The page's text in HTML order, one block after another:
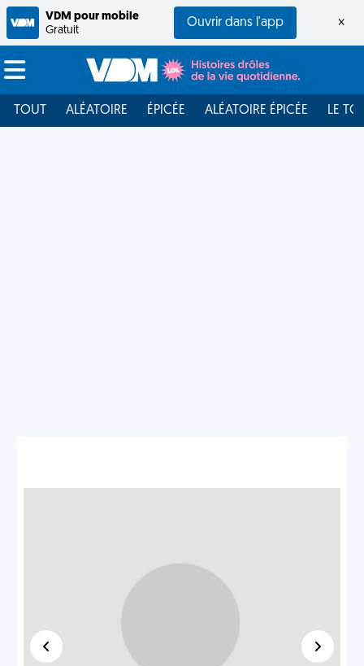
VDM pour mobile
Gratuit
Ouvrir dans l'app ×
TOUT ALÉATOIRE ÉPICÉE ALÉATOIRE ÉPICÉE LE